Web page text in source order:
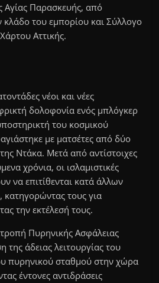
Αγίας Παρασκευής, από
κλάδο του εμπορίου και Σύλλογο
Αττικής.
νέοι και νέες
δολοφονία ενός μπλόγκερ
του κοσμικού
με ματσέτες από δύο
Ντάκα. Μετά από αντίστοιχες
χρόνια, οι ισλαμιστικές
να επιτίθενται κατά άλλων
κατηγορώντας τους για
την εκτέλεσή τους.
Πυρηνικής Ασφάλειας
της άδειας λειτουργίας του
πυρηνικού σταθμού στην χώρα
έντονες αντιδράσεις